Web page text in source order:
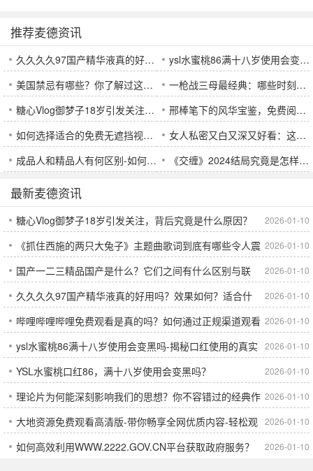
推荐麦德资讯
久久久久97国产精华液真的好用吗？效果如何？适合什么肤质使用？
ysl水蜜桃86满十八岁使用会变黑吗-揭秘口红使用的真实效果
美国禁忌有哪些？你了解过这些不可触碰的文化禁忌吗？
一枪战三母最经典：哪些时刻让人记忆犹新？
糖心Vlog御梦子18岁引发关注，背后究竟是什么原因？
邢棒笔下的风华宝鉴，免费阅读究竟隐藏了怎样的秘密？
如何选择适合的免费无遮挡视频网5分钟平台-保障观看体验和安全性
女人私密又白又深又好看：这3大秘诀让你轻松拥有迷人魅力！
成品人和精品人有何区别-如何区分这两类人群
《交缠》2024结局究竟是怎样的？引发观众深度讨论
最新麦德资讯
糖心Vlog御梦子18岁引发关注，背后究竟是什么原因？ 2026-01-10
《抓住西施的两只大兔子》主题曲歌词到底有哪些令人震
撼的细节与感动呢？
2026-01-10
国产一二三精品国产是什么？它们之间有什么区别与联
系？
2026-01-10
久久久久97国产精华液真的好用吗？效果如何？适合什
么肤质使用？
2026-01-10
哔哩哔哩哔哩免费观看是真的吗？如何通过正规渠道观看
哔哩哔哩的所有内容？
2026-01-10
ysl水蜜桃86满十八岁使用会变黑吗-揭秘口红使用的真实
效果
2026-01-10
YSL水蜜桃口红86，满十八岁使用会变黑吗？ 2026-01-10
理论片为何能深刻影响我们的思想？你不容错过的经典作
品有哪些？
2026-01-10
大地资源免费观看高清版-带你畅享全网优质内容-轻松观
看不受限
2026-01-10
如何高效利用WWW.2222.GOV.CN平台获取政府服务？ 2026-01-10